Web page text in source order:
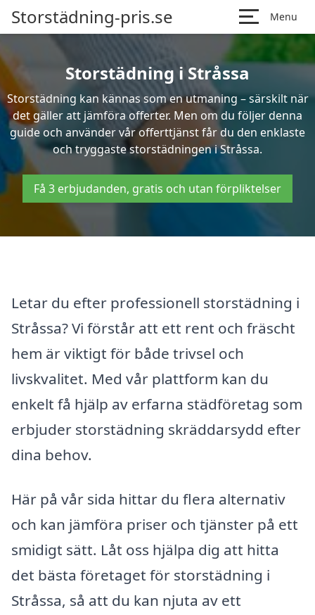
Storstädning-pris.se Menu
Storstädning i Stråssa
Storstädning kan kännas som en utmaning – särskilt när
det gäller att jämföra offerter. Men om du följer denna
guide och använder vår offerttjänst får du den enklaste
och tryggaste storstädningen i Stråssa.
Få 3 erbjudanden, gratis och utan förpliktelser
Letar du efter professionell storstädning i
Stråssa? Vi förstår att ett rent och fräscht
hem är viktigt för både trivsel och
livskvalitet. Med vår plattform kan du
enkelt få hjälp av erfarna städföretag som
erbjuder storstädning skräddarsydd efter
dina behov.
Här på vår sida hittar du flera alternativ
och kan jämföra priser och tjänster på ett
smidigt sätt. Låt oss hjälpa dig att hitta
det bästa företaget för storstädning i
Stråssa, så att du kan njuta av ett